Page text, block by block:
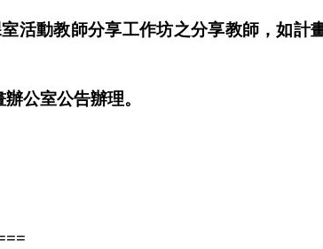
活動教師分享工作坊之分享教師，如計
公室公告辦理。